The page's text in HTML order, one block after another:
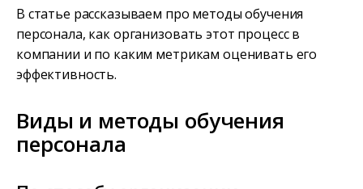
В статье рассказываем про методы обучения
персонала, как организовать этот процесс в
компании и по каким метрикам оценивать его
эффективность.
Виды и методы обучения
персонала